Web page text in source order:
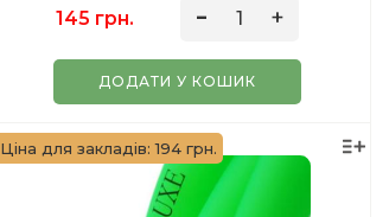
145 грн.
ДОДАТИ У КОШИК
Ціна для закладів: 194 грн.